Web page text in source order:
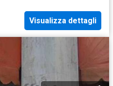
Visualizza dettagli